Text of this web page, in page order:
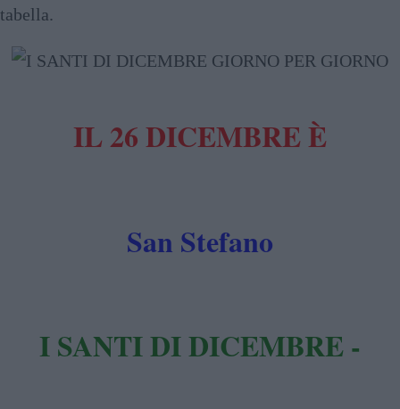
tabella.
IL 26 DICEMBRE È
San Stefano
I SANTI DI DICEMBRE -